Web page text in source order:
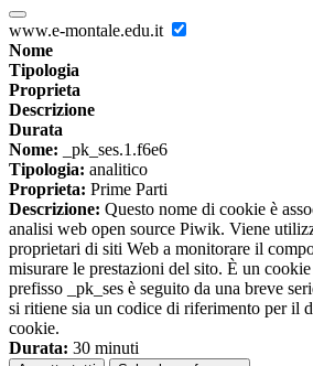
www.e-montale.edu.it
Nome
Tipologia
Proprieta
Descrizione
Durata
Nome: _pk_ses.1.f6e6
Tipologia: analitico
Proprieta: Prime Parti
Descrizione: Questo nome di cookie è
analisi web open source Piwik. Viene
proprietari di siti Web a monitorare il
misurare le prestazioni del sito. È un
prefisso _pk_ses è seguito da una breve
si ritiene sia un codice di riferimento per il
cookie.
Durata: 30 minuti